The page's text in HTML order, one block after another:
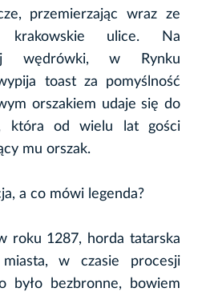
przemierzając wraz ze
krakowskie ulice. Na
wędrówki, w Rynku
toast za pomyślność
orszakiem udaje się do
która od wielu lat gości
mu orszak.
a co mówi legenda?
roku 1287, horda tatarska
w czasie procesji
było bezbronne, bowiem